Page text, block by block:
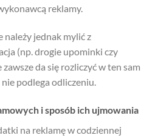
reklamy.
jednak mylić z
(np. drogie upominki czy
da się rozliczyć w ten sam
podlega odliczeniu.
i sposób ich ujmowania
na reklamę w codziennej